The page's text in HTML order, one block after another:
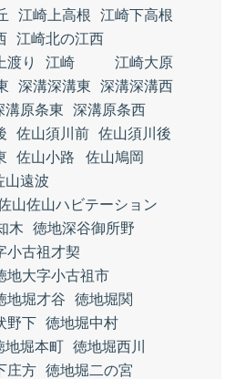
江崎上高根
江崎下高根
江崎北の江西
渡り 江崎
江崎大原
深溝深溝東
深溝深溝西
溝原条東
深溝原条西
佐山須川前 佐山須川後
佐山小路
佐山鳩岡
山遠波
山佐山ハビテーション
木
徳地深谷御所野
小古祖才契
地大字小古祖市
地堀才谷
徳地堀関
野下 徳地堀中村
地堀本町 徳地堀西川
庄方 徳地堀二の宮